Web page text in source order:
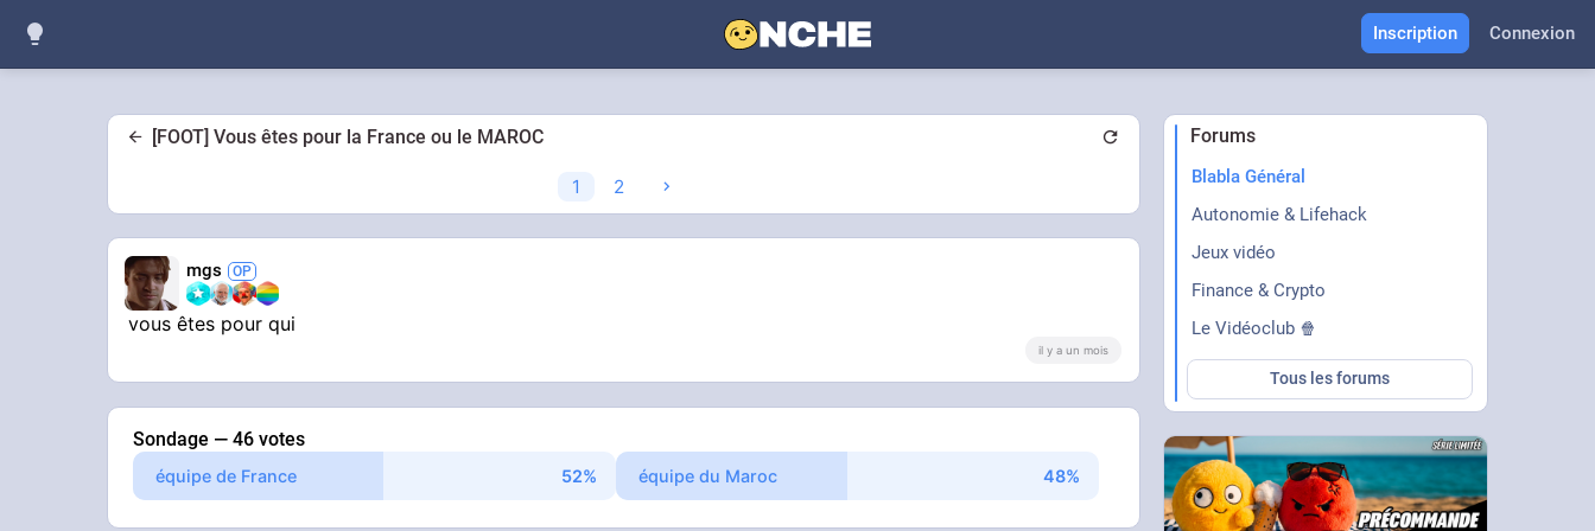
Inscription Connexion
[FOOT] Vous êtes pour la France ou le MAROC
1 2
mgs
vous êtes pour qui
il y a un mois
Sondage — 46 votes
équipe de France équipe du Maroc
Forums
Blabla Général
Autonomie & Lifehack
Jeux vidéo
Finance & Crypto
Le Vidéoclub 🍿
Tous les forums